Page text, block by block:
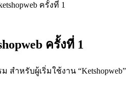
ครั้งที่ 1
ครั้งที่ 1
ำหรับผู้เริ่มใช้งาน